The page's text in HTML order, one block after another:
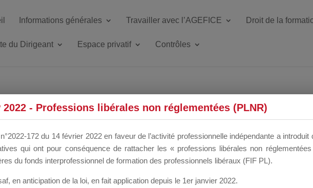
Informations générales Travailler avec l’AGEFICE Droit de la
du Dirigeant Espace privatif Contrôles
DU
Public il y a un mois
2022 - Professions libérales non réglementées (PLNR)
172 du 14 février 2022 en faveur de l’activité professionnelle indépendante a introduit
qui ont pour conséquence de rattacher les « professions libérales non
du fonds interprofessionnel de formation des professionnels libéraux (FIF PL).
en anticipation de la loi, en fait application depuis le 1er janvier 2022.